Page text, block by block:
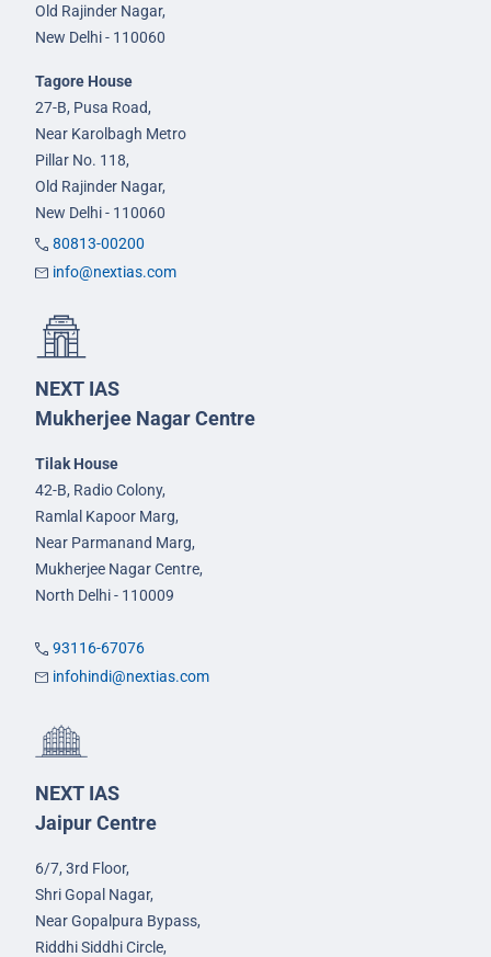
Old Rajinder Nagar,
New Delhi - 110060
Tagore House
27-B, Pusa Road,
Near Karolbagh Metro
Pillar No. 118,
Old Rajinder Nagar,
New Delhi - 110060
80813-00200
info@nextias.com
NEXT IAS
Mukherjee Nagar Centre
Tilak House
42-B, Radio Colony,
Ramlal Kapoor Marg,
Near Parmanand Marg,
Mukherjee Nagar Centre,
North Delhi - 110009
93116-67076
infohindi@nextias.com
NEXT IAS
Jaipur Centre
6/7, 3rd Floor,
Shri Gopal Nagar,
Near Gopalpura Bypass,
Riddhi Siddhi Circle,